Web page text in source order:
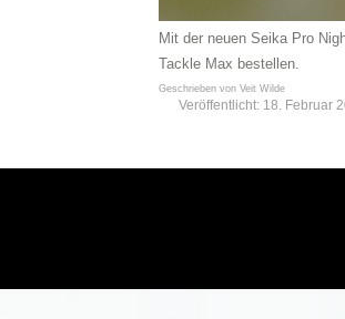
Mit der neuen Seika Pro
Tackle Max bestellen.
Geschrieben von Veit Wilde
Veröffentlicht: 18. Februar